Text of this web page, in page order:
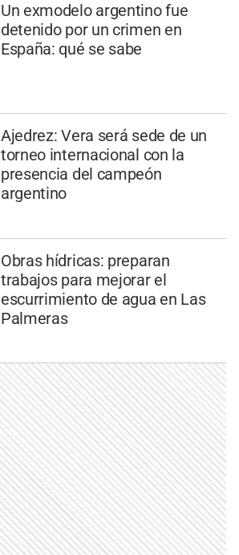
Un exmodelo argentino fue
detenido por un crimen en
España: qué se sabe
Ajedrez: Vera será sede de un
torneo internacional con la
presencia del campeón
argentino
Obras hídricas: preparan
trabajos para mejorar el
escurrimiento de agua en Las
Palmeras